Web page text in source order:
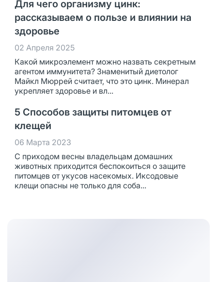
Для чего организму цинк:
рассказываем о пользе и влиянии на
здоровье
02 Апреля 2025
Какой микроэлемент можно назвать секретным
агентом иммунитета? Знаменитый диетолог
Майкл Мюррей считает, что это цинк. Минерал
укрепляет здоровье и вл...
5 Способов защиты питомцев от
клещей
06 Марта 2023
С приходом весны владельцам домашних
животных приходится беспокоиться о защите
питомцев от укусов насекомых. Иксодовые
клещи опасны не только для соба...